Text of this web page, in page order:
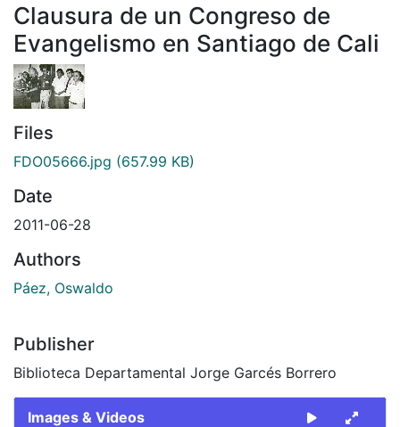
Clausura de un Congreso de
Evangelismo en Santiago de Cali
Files
FDO05666.jpg (657.99 KB)
Date
2011-06-28
Authors
Páez, Oswaldo
Publisher
Biblioteca Departamental Jorge Garcés Borrero
Images & Videos